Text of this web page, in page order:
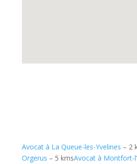
Avocat à La Queue-les-Yvelines – 2
Orgerus – 5 kmsAvocat à Montfort-